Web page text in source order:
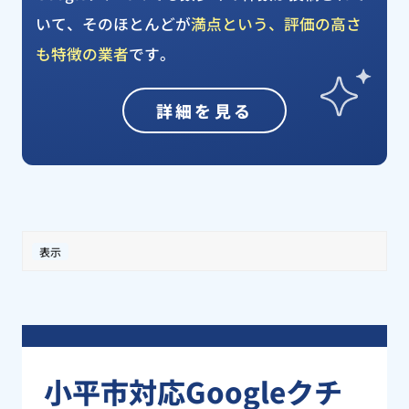
いて、そのほとんどが満点という、評価の高さ
も特徴の業者です。
詳細を見る
表示
小平市対応Googleクチ